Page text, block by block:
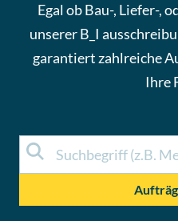
Egal ob Bau-, Liefer-,
unserer B_I
garantiert zahlreiche
Ihre